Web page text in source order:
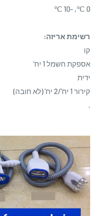
0 ℃, -10 ℃
רשימת אריזה:
קו
אספקת חשמל 1 יח'
ידית
קירור 1 יח'/2 יח' (לא חובה)
.